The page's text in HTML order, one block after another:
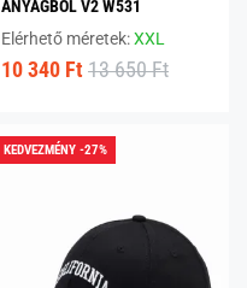
ANYAGBÓL V2 W531
Elérhető méretek:XXL
10 340 Ft 13 650 Ft
KEDVEZMÉNY -27%